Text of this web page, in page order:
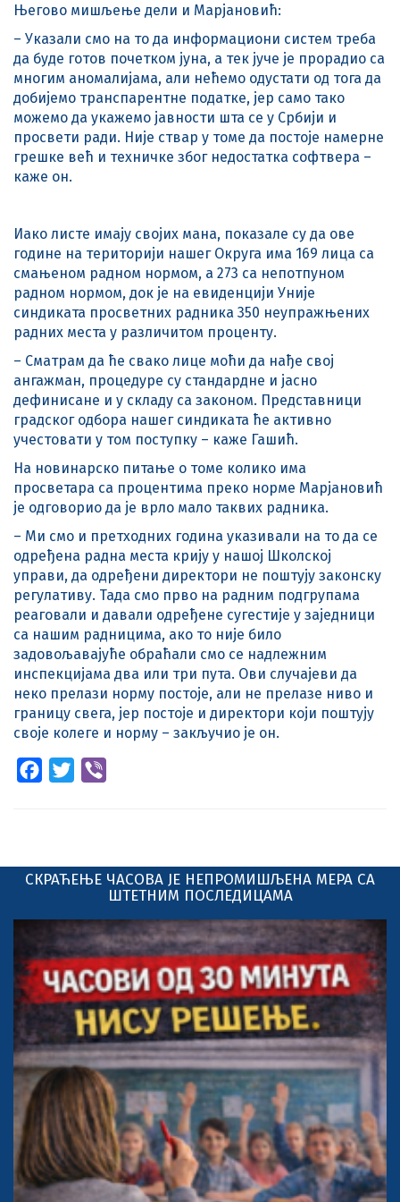
Његово мишљење дели и Марјановић:
– Указали смо на то да информациони систем треба
да буде готов почетком јуна, а тек јуче је прорадио са
многим аномалијама, али нећемо одустати од тога да
добијемо транспарентне податке, јер само тако
можемо да укажемо јавности шта се у Србији и
просвети ради. Није ствар у томе да постоје намерне
грешке већ и техничке због недостатка софтвера –
каже он.
Иако листе имају својих мана, показале су да ове
године на територији нашег Округа има 169 лица са
смањеном радном нормом, а 273 са непотпуном
радном нормом, док је на евиденцији Уније
синдиката просветних радника 350 неупражњених
радних места у различитом проценту.
– Сматрам да ће свако лице моћи да нађе свој
ангажман, процедуре су стандардне и јасно
дефинисане и у складу са законом. Представници
градског одбора нашег синдиката ће активно
учестовати у том поступку – каже Гашић.
На новинарско питање о томе колико има
просветара са процентима преко норме Марјановић
је одговорио да је врло мало таквих радника.
– Ми смо и претходних година указивали на то да се
одређена радна места крију у нашој Школској
управи, да одређени директори не поштују законску
регулативу. Тада смо прво на радним подгрупама
реаговали и давали одређене сугестије у заједници
са нашим радницима, ако то није било
задовољавајуће обраћали смо се надлежним
инспекцијама два или три пута. Ови случајеви да
неко прелази норму постоје, али не прелазе ниво и
границу свега, јер постоје и директори који поштују
своје колеге и норму – закључио је он.
Facebook
Twitter
СКРАЋЕЊЕ ЧАСОВА ЈЕ НЕПРОМИШЉЕНА МЕРА СА
ШТЕТНИМ ПОСЛЕДИЦАМА